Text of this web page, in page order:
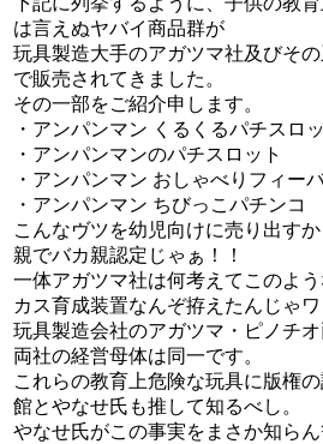
は言えぬヤバイ商品群が
玩具製造大手のアガツマ社及びそ
で販売されてきました。
その一部をご紹介申します。
・アンパンマン くるくるパチスロ
・アンパンマンのパチスロット
・アンパンマン おしゃべりフィー
・アンパンマン ちびっこパチンコ
こんなヴツを幼児向けに売り出す
親でバカ親認定じゃぁ！！
一体アガツマ社は何考えてこのよ
カス育成装置なんぞ拵えたんじゃワ
玩具製造会社のアガツマ・ピノチオ
両社の経営母体は同一です。
これらの教育上危険な玩具に版権
館とやなせ氏も推して知るべし。
やなせ氏がこの事実をまさか知らん